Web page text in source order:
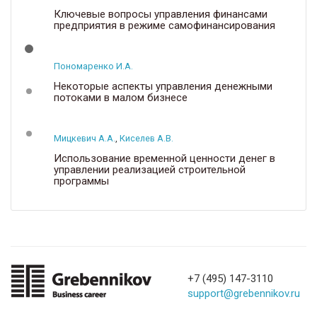
Ключевые вопросы управления финансами
предприятия в режиме самофинансирования
Пономаренко И.А.
Некоторые аспекты управления денежными
потоками в малом бизнесе
Мицкевич А.А. Киселев А.В.
Использование временной ценности денег в
управлении реализацией строительной
программы
+7 (495) 147-3110
support@grebennikov.ru